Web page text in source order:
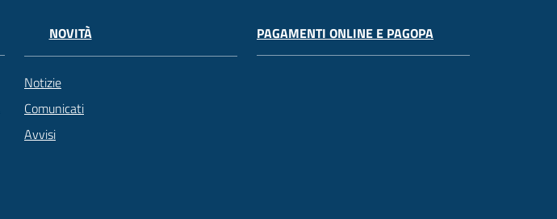
NOVITÀ
Notizie
Comunicati
Avvisi
PAGAMENTI ONLINE E PAGOPA